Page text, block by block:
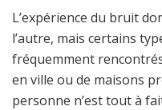
L’expérience du bruit
l’autre, mais certains
fréquemment
en ville ou de maisons
personne n’est tout à